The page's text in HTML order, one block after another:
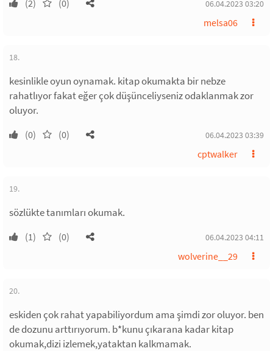
(2) (0) 06.04.2023 03:20
melsa06
18.
kesinlikle oyun oynamak. kitap okumakta bir nebze
rahatlıyor fakat eğer çok düşünceliyseniz odaklanmak zor
oluyor.
(0) (0) 06.04.2023 03:39
cptwalker
19.
sözlükte tanımları okumak.
(1) (0) 06.04.2023 04:11
wolverine__29
20.
eskiden çok rahat yapabiliyordum ama şimdi zor oluyor. ben
de dozunu arttırıyorum. b*kunu çıkarana kadar kitap
okumak,dizi izlemek,yataktan kalkmamak.